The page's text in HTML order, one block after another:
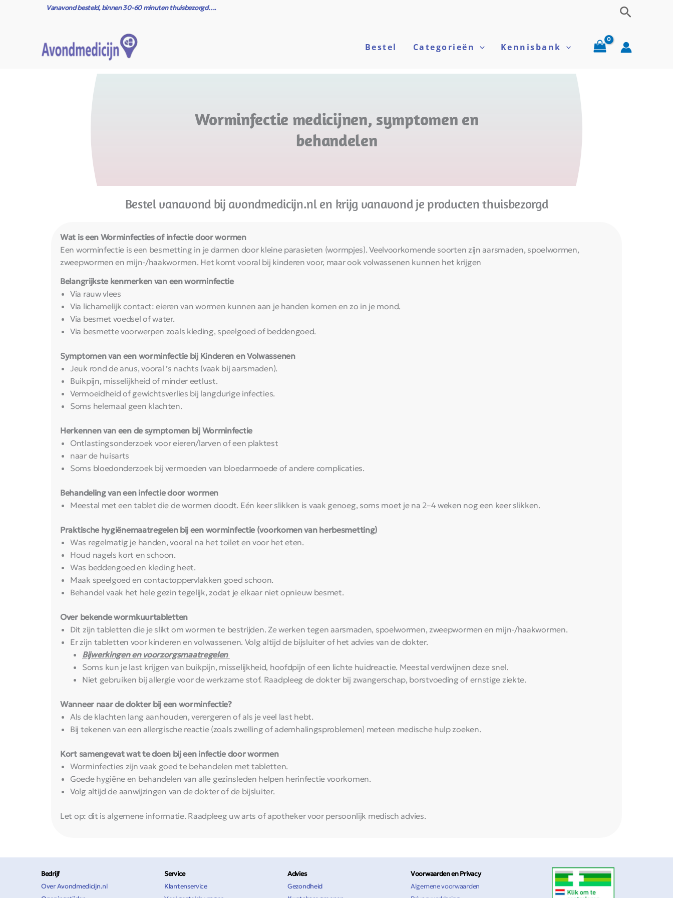
Vanavond besteld, binnen 30-60 minuten thuisbezorgd…. Zoeken
Bestel Categorieën Kennisbank
Worminfectie medicijnen, symptomen en
behandelen
Bestel vanavond bij avondmedicijn.nl en krijg vanavond je producten thuisbezorgd
Wat is een Worminfecties of infectie door wormen
Een worminfectie is een besmetting in je darmen door kleine parasieten (wormpjes). Veelvoorkomende soorten zijn aarsmaden, spoelwormen,
zweepwormen en mijn-/haakwormen. Het komt vooral bij kinderen voor, maar ook volwassenen kunnen het krijgen
Belangrijkste kenmerken van een worminfectie
Via rauw vlees
Via lichamelijk contact: eieren van wormen kunnen aan je handen komen en zo in je mond.
Via besmet voedsel of water.
Via besmette voorwerpen zoals kleding, speelgoed of beddengoed.
Symptomen van een worminfectie bij Kinderen en Volwassenen
Jeuk rond de anus, vooral ’s nachts (vaak bij aarsmaden).
Buikpijn, misselijkheid of minder eetlust.
Vermoeidheid of gewichtsverlies bij langdurige infecties.
Soms helemaal geen klachten.
Herkennen van een de symptomen bij Worminfectie
Ontlastingsonderzoek voor eieren/larven of een plaktest
naar de huisarts
Soms bloedonderzoek bij vermoeden van bloedarmoede of andere complicaties.
Behandeling van een infectie door wormen
Meestal met een tablet die de wormen doodt. Eén keer slikken is vaak genoeg, soms moet je na 2–4 weken nog een keer slikken.
Praktische hygiënemaatregelen bij een worminfectie (voorkomen van herbesmetting)
Was regelmatig je handen, vooral na het toilet en voor het eten.
Houd nagels kort en schoon.
Was beddengoed en kleding heet.
Maak speelgoed en contactoppervlakken goed schoon.
Behandel vaak het hele gezin tegelijk, zodat je elkaar niet opnieuw besmet.
Over bekende wormkuurtabletten
Dit zijn tabletten die je slikt om wormen te bestrijden. Ze werken tegen aarsmaden, spoelwormen, zweepwormen en mijn-/haakwormen.
Er zijn tabletten voor kinderen en volwassenen. Volg altijd de bijsluiter of het advies van de dokter.
Bijwerkingen en voorzorgsmaatregelen
Soms kun je last krijgen van buikpijn, misselijkheid, hoofdpijn of een lichte huidreactie. Meestal verdwijnen deze snel.
Niet gebruiken bij allergie voor de werkzame stof. Raadpleeg de dokter bij zwangerschap, borstvoeding of ernstige ziekte.
Wanneer naar de dokter bij een worminfectie?
Als de klachten lang aanhouden, verergeren of als je veel last hebt.
Bij tekenen van een allergische reactie (zoals zwelling of ademhalingsproblemen) meteen medische hulp zoeken.
Kort samengevat wat te doen bij een infectie door wormen
Worminfecties zijn vaak goed te behandelen met tabletten.
Goede hygiëne en behandelen van alle gezinsleden helpen herinfectie voorkomen.
Volg altijd de aanwijzingen van de dokter of de bijsluiter.
Let op: dit is algemene informatie. Raadpleeg uw arts of apotheker voor persoonlijk medisch advies.
Bedrijf
Over Avondmedicijn.nl
Service
Klantenservice
Advies
Gezondheid
Voorwaarden en Privacy
Algemene voorwaarden